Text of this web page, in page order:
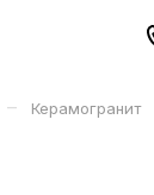
– Керамогранит